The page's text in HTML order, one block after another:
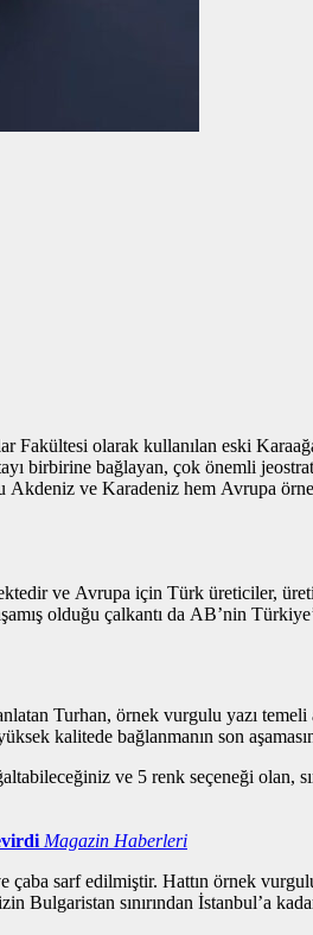
olarak kullanılan eski
birbirine bağlayan, çok önemli
Akdeniz ve Karadeniz hem Avrupa
ve Avrupa için Türk üreticiler,
olduğu çalkantı da AB’nin
Turhan, örnek vurgulu yazı temeli
kalitede bağlanmanın son
ve 5 renk seçeneği olan,
Magazin Haberleri
çaba sarf edilmiştir. Hattın örnek
Bulgaristan sınırından İstanbul’a